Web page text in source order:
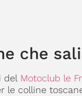
che
del Motoclub le
le colline